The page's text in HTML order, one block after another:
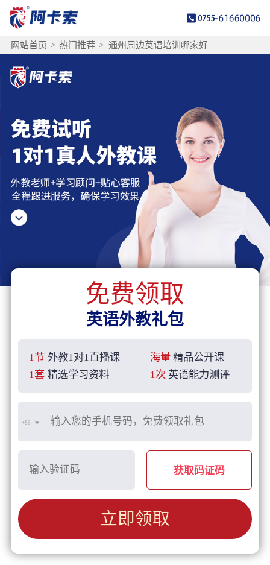
网站首页 > 热门推荐 > 通州周边英语培训哪家好
免费领取
英语外教礼包
1节 外教1对1直播课 海量 精品公开课
1套 精选学习资料 1次 英语能力测评
+86
获取码证码
立即领取